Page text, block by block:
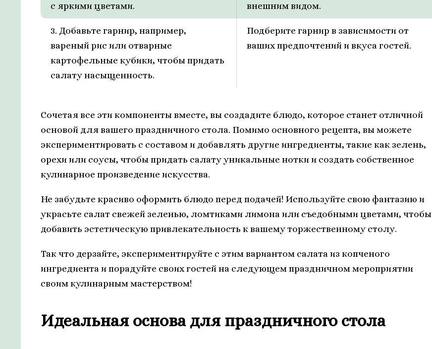
с яркими цветами.
внешним видом.
3. Добавьте гарнир, например,
вареный рис или отварные
картофельные кубики, чтобы придать
салату насыщенность.
Подберите гарнир в зависимости от
ваших предпочтений и вкуса гостей.
Сочетая все эти компоненты вместе, вы создадите блюдо, которое станет отличной
основой для вашего праздничного стола. Помимо основного рецепта, вы можете
экспериментировать с составом и добавлять другие ингредиенты, такие как зелень,
орехи или соусы, чтобы придать салату уникальные нотки и создать собственное
кулинарное произведение искусства.
Не забудьте красиво оформить блюдо перед подачей! Используйте свою фантазию и
украсьте салат свежей зеленью, ломтиками лимона или съедобными цветами, чтобы
добавить эстетическую привлекательность к вашему торжественному столу.
Так что дерзайте, экспериментируйте с этим вариантом салата из копченого
ингредиента и порадуйте своих гостей на следующем праздничном мероприятии
своим кулинарным мастерством!
Идеальная основа для праздничного стола